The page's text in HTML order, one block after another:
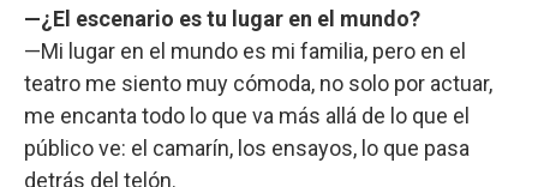
—¿El escenario es tu lugar en el mundo?
—Mi lugar en el mundo es mi familia, pero en el
teatro me siento muy cómoda, no solo por actuar,
me encanta todo lo que va más allá de lo que el
público ve: el camarín, los ensayos, lo que pasa
detrás del telón.